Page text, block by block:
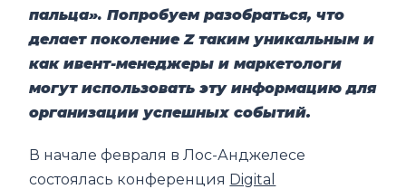
пальца». Попробуем разобраться, что
делает поколение Z таким уникальным и
как ивент-менеджеры и маркетологи
могут использовать эту информацию для
организации успешных событий.
В начале февраля в Лос-Анджелесе
состоялась конференция Digital